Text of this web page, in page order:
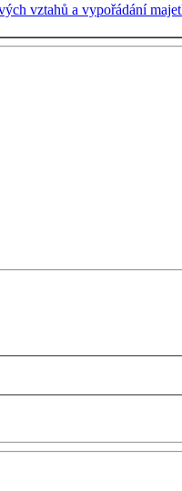
vztahů a vypořádání